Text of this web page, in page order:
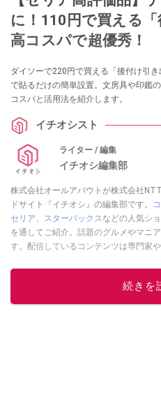
に！110円で買える
高コスパで超優秀！
ダイソーで220円で買える「後付け引
で貼るだけの簡単設置。文房具や印鑑
コスパと活用法を紹介します。
イチオシスト
ライター / 編集
イチオシ編集部
株式会社オールアバウトが株式会社
ドサイト『イチオシ』の編集部です。
セリア、 スターバックスなどの人気シ
を通してご紹介。話題のグルメやマニ
す。配信しているコンテンツは専門家
ニュースでフォロー
続きを